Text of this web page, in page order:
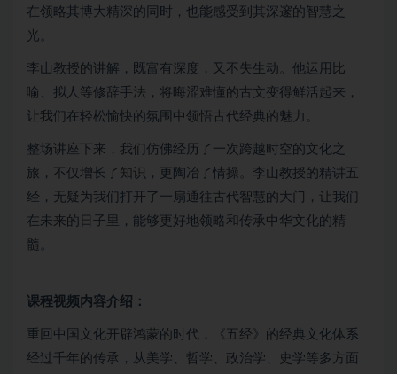
在领略其博大精深的同时，也能感受到其深邃的智慧之
光。
李山教授的讲解，既富有深度，又不失生动。他运用比
喻、拟人等修辞手法，将晦涩难懂的古文变得鲜活起来，
让我们在轻松愉快的氛围中领悟古代经典的魅力。
整场讲座下来，我们仿佛经历了一次跨越时空的文化之
旅，不仅增长了知识，更陶冶了情操。李山教授的精讲五
经，无疑为我们打开了一扇通往古代智慧的大门，让我们
在未来的日子里，能够更好地领略和传承中华文化的精
髓。
课程视频内容介绍：
重回中国文化开辟鸿蒙的时代，《五经》的经典文化体系
经过千年的传承，从美学、哲学、政治学、史学等多方面